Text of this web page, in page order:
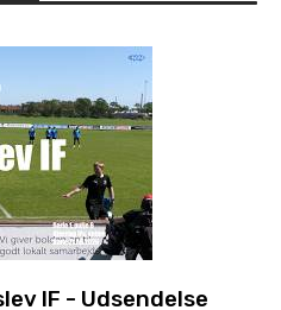
IF - Udsendelse